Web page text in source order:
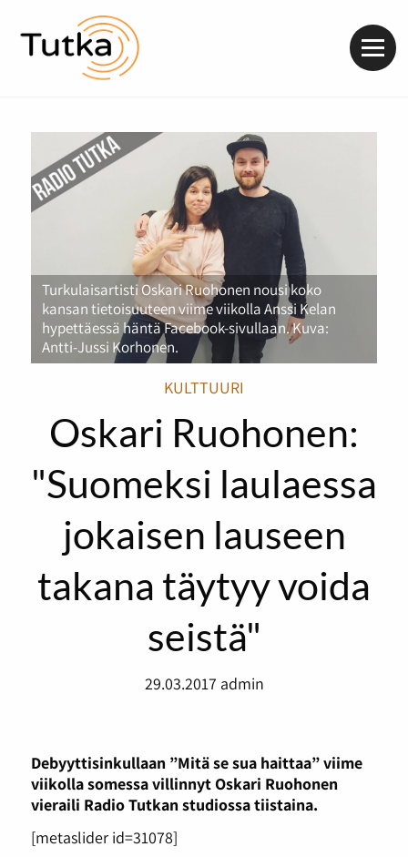
Turkulaisartisti Oskari Ruohonen nousi koko
kansan tietoisuuteen viime viikolla Anssi Kelan
hypettäessä häntä Facebook-sivullaan. Kuva:
Antti-Jussi Korhonen.
KULTTUURI
Oskari Ruohonen:
"Suomeksi laulaessa
jokaisen lauseen
takana täytyy voida
seistä"
29.03.2017 admin
Debyyttisinkullaan ”Mitä se sua haittaa” viime
viikolla somessa villinnyt Oskari Ruohonen
vieraili Radio Tutkan studiossa tiistaina.
[metaslider id=31078]